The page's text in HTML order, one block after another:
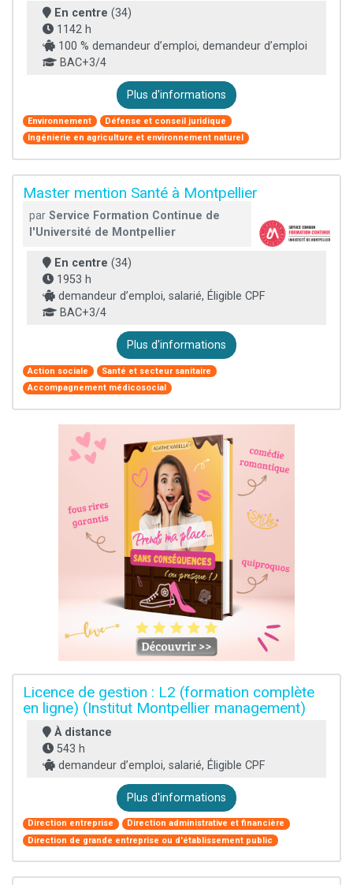
En centre (34)
1142 h
100 % demandeur d’emploi, demandeur d’emploi
BAC+3/4
Plus d'informations
Environnement
Défense et conseil juridique
Ingénierie en agriculture et environnement naturel
Master mention Santé à Montpellier
par Service Formation Continue de
l'Université de Montpellier
En centre (34)
1953 h
demandeur d’emploi, salarié, Éligible CPF
BAC+3/4
Plus d'informations
Action sociale
Santé et secteur sanitaire
Accompagnement médicosocial
Licence de gestion : L2 (formation complète
en ligne) (Institut Montpellier management)
À distance
543 h
demandeur d’emploi, salarié, Éligible CPF
Plus d'informations
Direction entreprise
Direction administrative et financière
Direction de grande entreprise ou d'établissement public